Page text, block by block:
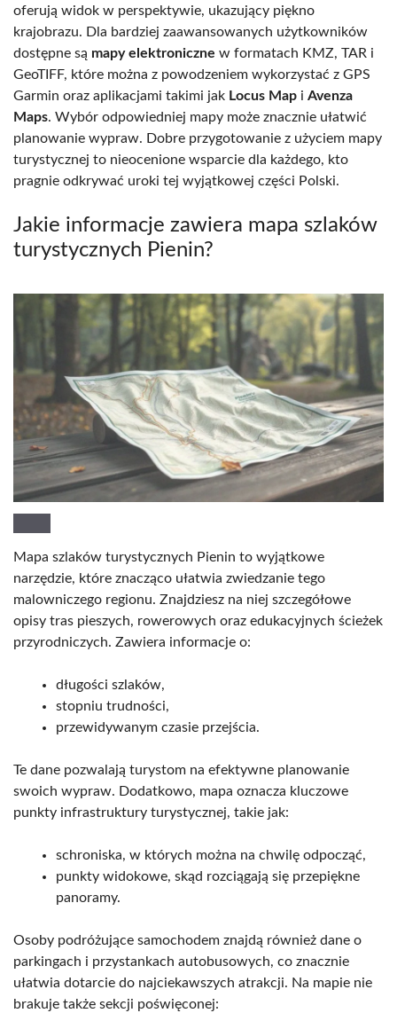
oferują widok w perspektywie, ukazujący piękno
krajobrazu. Dla bardziej zaawansowanych użytkowników
dostępne są mapy elektroniczne w formatach KMZ, TAR i
GeoTIFF, które można z powodzeniem wykorzystać z GPS
Garmin oraz aplikacjami takimi jak Locus Map i Avenza
Maps. Wybór odpowiedniej mapy może znacznie ułatwić
planowanie wypraw. Dobre przygotowanie z użyciem mapy
turystycznej to nieocenione wsparcie dla każdego, kto
pragnie odkrywać uroki tej wyjątkowej części Polski.
Jakie informacje zawiera mapa szlaków
turystycznych Pienin?
Mapa szlaków turystycznych Pienin to wyjątkowe
narzędzie, które znacząco ułatwia zwiedzanie tego
malowniczego regionu. Znajdziesz na niej szczegółowe
opisy tras pieszych, rowerowych oraz edukacyjnych ścieżek
przyrodniczych. Zawiera informacje o:
długości szlaków,
stopniu trudności,
przewidywanym czasie przejścia.
Te dane pozwalają turystom na efektywne planowanie
swoich wypraw. Dodatkowo, mapa oznacza kluczowe
punkty infrastruktury turystycznej, takie jak:
schroniska, w których można na chwilę odpocząć,
punkty widokowe, skąd rozciągają się przepiękne
panoramy.
Osoby podróżujące samochodem znajdą również dane o
parkingach i przystankach autobusowych, co znacznie
ułatwia dotarcie do najciekawszych atrakcji. Na mapie nie
brakuje także sekcji poświęconej: